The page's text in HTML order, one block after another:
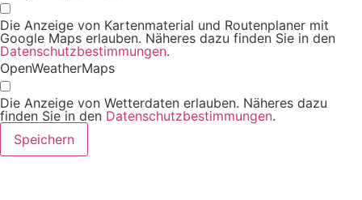
Die Anzeige von Kartenmaterial und Routenplaner mit
Google Maps erlauben. Näheres dazu finden Sie in den
Datenschutzbestimmungen.
OpenWeatherMaps
Die Anzeige von Wetterdaten erlauben. Näheres dazu
finden Sie in den Datenschutzbestimmungen.
Speichern